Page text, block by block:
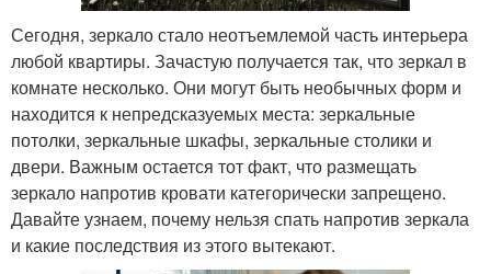
Сегодня, зеркало стало неотъемлемой часть интерьера
любой квартиры. Зачастую получается так, что зеркал в
комнате несколько. Они могут быть необычных форм и
находится к непредсказуемых места: зеркальные
потолки, зеркальные шкафы, зеркальные столики и
двери. Важным остается тот факт, что размещать
зеркало напротив кровати категорически запрещено.
Давайте узнаем, почему нельзя спать напротив зеркала
и какие последствия из этого вытекают.